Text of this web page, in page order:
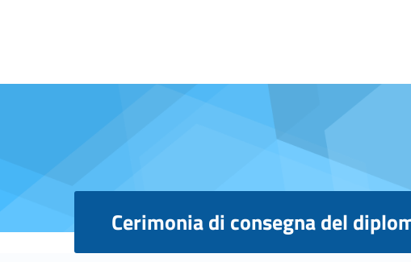
Cerimonia di consegna del